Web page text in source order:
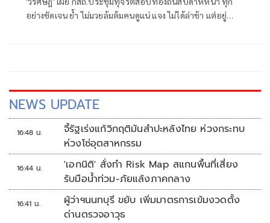
อย่างชัดเจน ย้ำ ไม่มวยล้มต้มคนดูแน่ แจง ไม่ได้ล่าช้า แต่อยู่
NEWS UPDATE
16:48 น.
จี้รัฐเร่งแก้วิกฤติมันสำปะหลังไทย ห่วงกระทบ
ห่วงโซ่อุตสาหกรรม
16:44 น.
'เอกนิติ' สั่งทำ Risk Map สแกนพื้นที่เสี่ยง
รับมือน้ำท่วม-ภัยแล้งภาคกลาง
16:41 น.
ผู้ว่าฯนนทบุรี ขยับ เพิ่มมาตรการเข้มงวดตั้ง
ด่านตรวจอาวุธ